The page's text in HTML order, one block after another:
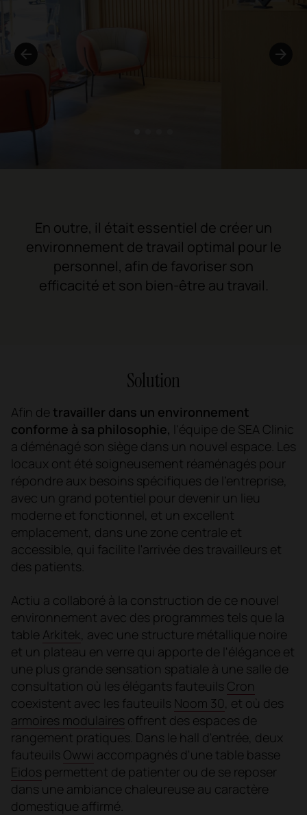
En outre, il était essentiel de créer un
environnement de travail optimal pour le
personnel, afin de favoriser son
efficacité et son bien-être au travail.
Solution
Afin de travailler dans un environnement
conforme à sa philosophie, l'équipe de SEA Clinic
a déménagé son siège dans un nouvel espace. Les
locaux ont été soigneusement réaménagés pour
répondre aux besoins spécifiques de l'entreprise,
avec un grand potentiel pour devenir un lieu
moderne et fonctionnel, et un excellent
emplacement, dans une zone centrale et
accessible, qui facilite l'arrivée des travailleurs et
des patients.
Actiu a collaboré à la construction de ce nouvel
environnement avec des programmes tels que la
table Arkitek, avec une structure métallique noire
et un plateau en verre qui apporte de l'élégance et
une plus grande sensation spatiale à une salle de
consultation où les élégants fauteuils Cron
coexistent avec les fauteuils Noom 30, et où des
armoires modulaires offrent des espaces de
rangement pratiques. Dans le hall d'entrée, deux
fauteuils Owwi accompagnés d'une table basse
Eidos permettent de patienter ou de se reposer
dans une ambiance chaleureuse au caractère
domestique affirmé.